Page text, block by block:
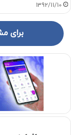
1392/11/10
برای